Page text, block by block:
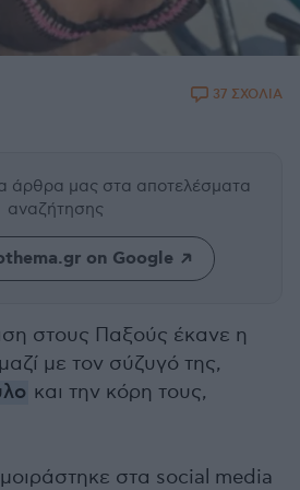
37 ΣΧΟΛΙΑ
άρθρα μας στα αποτελέσματα
αναζήτησης
on Google
στους Παξούς έκανε η
μαζί με τον σύζυγό της,
και την κόρη τους,
στα social media